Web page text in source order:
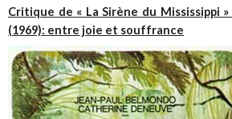
Critique de « La Sirène du Mississippi
(1969): entre joie et souffrance